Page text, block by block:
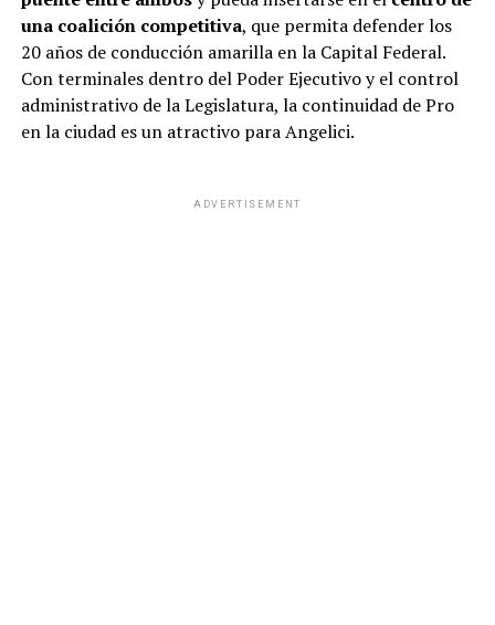
una coalición competitiva, que permita defender los
20 años de conducción amarilla en la Capital Federal.
Con terminales dentro del Poder Ejecutivo y el control
administrativo de la Legislatura, la continuidad de Pro
en la ciudad es un atractivo para Angelici.
ADVERTISEMENT